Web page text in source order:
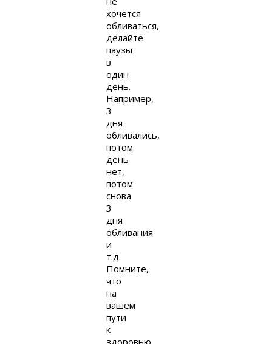
хочется
обливаться,
делайте
паузы
в
один
день.
Например,
3
дня
обливались,
потом
день
нет,
потом
снова
3
дня
обливания
и
т.д.
Помните,
что
на
вашем
пути
к